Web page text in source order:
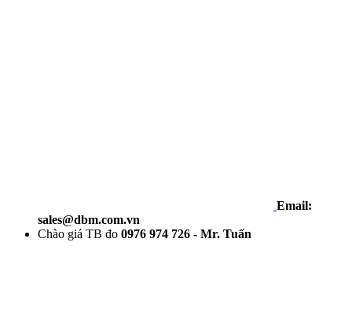
Email:
sales@dbm.com.vn
Chào giá TB đo 0976 974 726 - Mr. Tuấn